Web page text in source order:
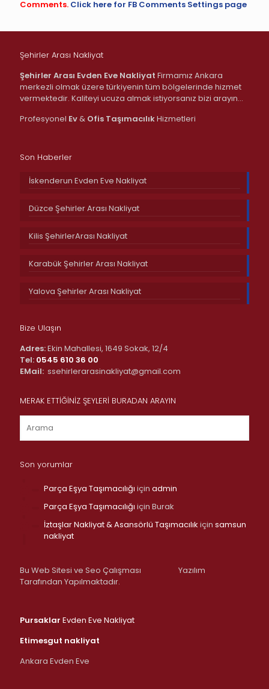
Comments. Click here for FB Comments Settings page
Şehirler Arası Nakliyat
Şehirler Arası Evden Eve Nakliyat Firmamız Ankara
merkezli olmak üzere türkiyenin tüm bölgelerinde hizmet
vermektedir. Kaliteyi ucuza almak istiyorsanız bizi arayın…
Profesyonel Ev& Ofis TaşımacılıkHizmetleri
Son Haberler
İskenderun Evden Eve Nakliyat
Düzce Şehirler Arası Nakliyat
Kilis ŞehirlerArası Nakliyat
Karabük Şehirler Arası Nakliyat
Yalova Şehirler Arası Nakliyat
Bize Ulaşın
Adres:Ekin Mahallesi, 1649 Sokak, 12/4
Tel: 0545 610 36 00
EMail: ssehirlerarasinakliyat@gmail.com
MERAK ETTİĞİNİZ ŞEYLERİ BURADAN ARAYIN
Son yorumlar
Parça Eşya Taşımacılığı için admin
Parça Eşya Taşımacılığı için Burak
İztaşlar Nakliyat & Asansörlü Taşımacılık için samsun
nakliyat
Bu Web Sitesi ve Seo Çalışması
Yazılım
Tarafından Yapılmaktadır.
Pursaklar Evden Eve Nakliyat
Etimesgut nakliyat
Ankara Evden Eve